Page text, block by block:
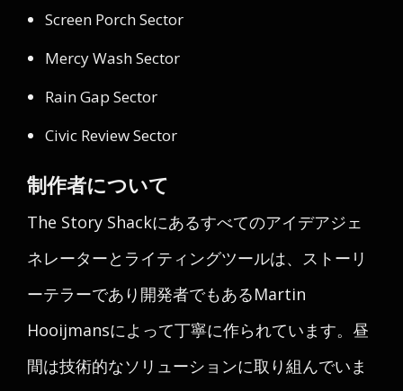
Screen Porch Sector
Mercy Wash Sector
Rain Gap Sector
Civic Review Sector
制作者について
The Story Shackにあるすべてのアイデアジェ
ネレーターとライティングツールは、ストーリ
ーテラーであり開発者でもあるMartin
Hooijmansによって丁寧に作られています。昼
間は技術的なソリューションに取り組んでいま